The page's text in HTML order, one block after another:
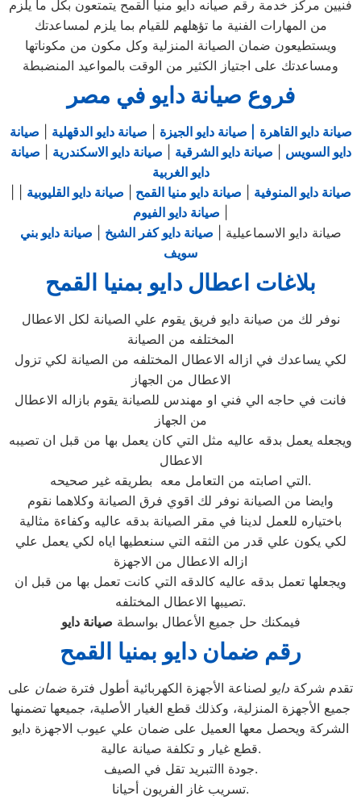
فنيين مركز خدمة رقم صيانه دايو منيا القمح يتمتعون بكل ما يلزم
من المهارات الفنية ما تؤهلهم للقيام بما يلزم لمساعدتك
ويستطيعون ضمان الصيانة المنزلية وكل مكون من مكوناتها
ومساعدتك على اجتياز الكثير من الوقت بالمواعيد المنضبطة
فروع صيانة دايو في مصر
صيانة دايو القاهرة | صيانة دايو الجيزة صيانة دايو الدقهلية
صيانة
دايو السويس
صيانة دايو الشرقية صيانة دايو الاسكندرية
صيانة
دايو الغربية
صيانة دايو المنوفية صيانة دايو منيا القمح صيانة دايو القليوبية
صيانة دايو الفيوم
صيانة دايو الاسماعيلية | صيانة دايو كفر الشيخ
صيانة دايو بني
سويف
بلاغات اعطال دايو بمنيا القمح
نوفر لك من صيانة دايو فريق يقوم علي الصيانة لكل الاعطال
المختلفه من الصيانة
لكي يساعدك في ازاله الاعطال المختلفه من الصيانة لكي تزول
الاعطال من الجهاز
فانت في حاجه الي فني او مهندس للصيانة يقوم بازاله الاعطال
من الجهاز
ويجعله يعمل بدقه عاليه مثل التي كان يعمل بها من قبل ان تصيبه
الاعطال
التي اصابته من التعامل معه بطريقه غير صحيحه.
وايضا من الصيانة نوفر لك اقوي فرق الصيانة وكلاهما نقوم
باختياره للعمل لدينا في مقر الصيانة بدقه عاليه وكفاءة مثالية
لكي يكون علي قدر من الثقه التي سنعطيها اياه لكي يعمل علي
ازاله الاعطال من الاجهزة
ويجعلها تعمل بدقه عاليه كالدقه التي كانت تعمل بها من قبل ان
تصيبها الاعطال المختلفه.
فيمكنك حل جميع الأعطال بواسطة صيانة دايو
رقم ضمان دايو بمنيا القمح
تقدم شركة دايو لصناعة الأجهزة الكهربائية أطول فترة ضمان على
جميع الأجهزة المنزلية، وكذلك قطع الغيار الأصلية، جميعها تضمنها
الشركة ويحصل معها العميل على ضمان علي عيوب الاجهزة دايو
قطع غيار و تكلفة صيانة عالية.
جودة االتبريد تقل في الصيف.
تسريب غاز الفريون أحيانا.